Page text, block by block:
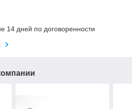
14 дней по договоренности